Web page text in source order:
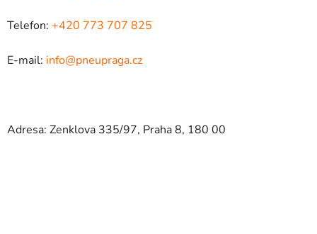
Telefon: +420 773 707 825
E-mail: info@pneupraga.cz
Adresa: Zenklova 335/97, Praha 8, 180 00